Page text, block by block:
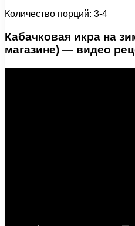
Количество порций: 3-4
Кабачковая икра на
магазине) — видео